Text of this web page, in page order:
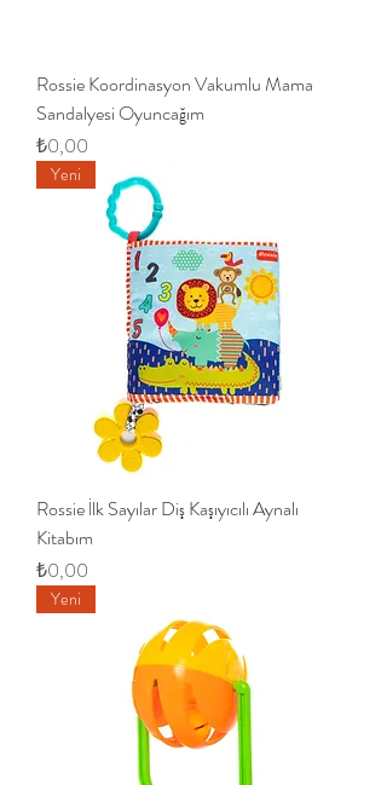
Rossie Koordinasyon Vakumlu Mama
Sandalyesi Oyuncağım
Fiyat
₺0,00
Yeni
Rossie İlk Sayılar Diş Kaşıyıcılı Aynalı
Kitabım
Fiyat
₺0,00
Yeni